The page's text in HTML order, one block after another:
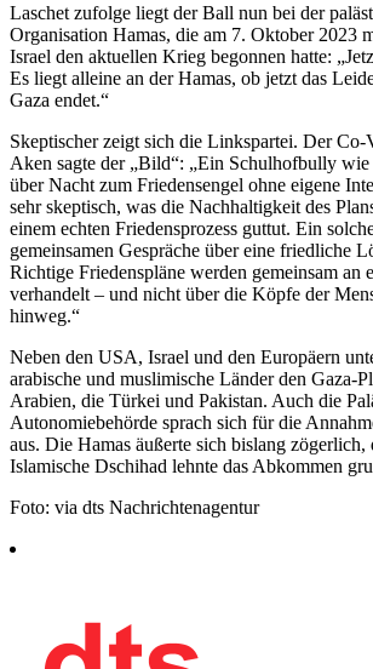
Laschet zufolge liegt der Ball nun bei der
Organisation Hamas, die am 7. Oktober 2023
Israel den aktuellen Krieg begonnen hatte:
Es liegt alleine an der Hamas, ob jetzt das
Gaza endet.“
Skeptischer zeigt sich die Linkspartei. Der Co-
Aken sagte der „Bild“: „Ein Schulhofbully
über Nacht zum Friedensengel ohne eigene
sehr skeptisch, was die Nachhaltigkeit des
einem echten Friedensprozess guttut. Ein
gemeinsamen Gespräche über eine friedliche
Richtige Friedenspläne werden gemeinsam an
verhandelt – und nicht über die Köpfe der
hinweg.“
Neben den USA, Israel und den Europäern
arabische und muslimische Länder den Gaza-
Arabien, die Türkei und Pakistan. Auch die
Autonomiebehörde sprach sich für die
aus. Die Hamas äußerte sich bislang zögerlich,
Islamische Dschihad lehnte das Abkommen
Foto: via dts Nachrichtenagentur